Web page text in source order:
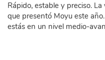
Rápido, estable y preciso.
que presentó Moyu este
estás en un nivel medio-